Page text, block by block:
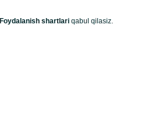
Foydalanish shartlariqabul qilasiz.